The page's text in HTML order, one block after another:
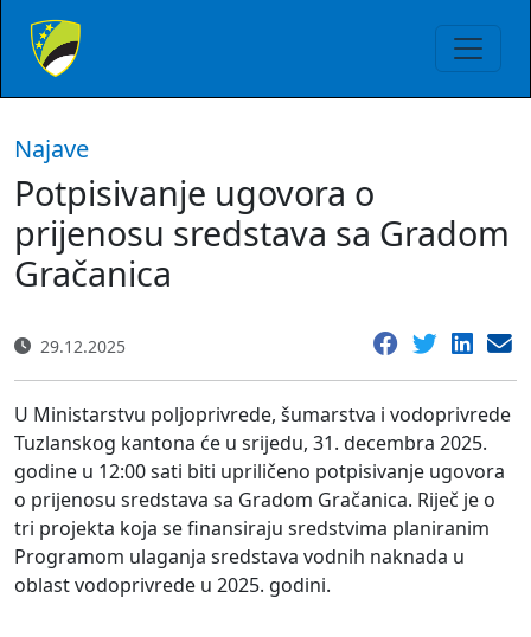
Najave
Potpisivanje ugovora o
prijenosu sredstava sa Gradom
Gračanica
29.12.2025
U Ministarstvu poljoprivrede, šumarstva i vodoprivrede
Tuzlanskog kantona će u srijedu, 31. decembra 2025.
godine u 12:00 sati biti upriličeno potpisivanje ugovora
o prijenosu sredstava sa Gradom Gračanica. Riječ je o
tri projekta koja se finansiraju sredstvima planiranim
Programom ulaganja sredstava vodnih naknada u
oblast vodoprivrede u 2025. godini.